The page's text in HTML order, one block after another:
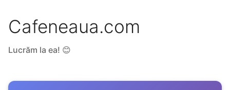
Cafeneaua.com
Lucrăm la ea! 😊